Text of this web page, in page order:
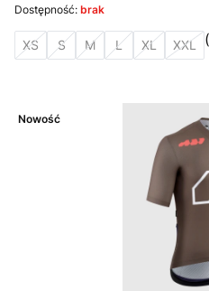
Dostępność: brak
XS S M L XL XXL
Nowość